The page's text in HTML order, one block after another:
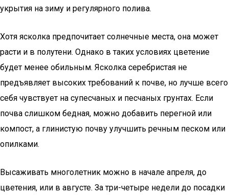
укрытия на зиму и регулярного полива.
Хотя ясколка предпочитает солнечные места, она может
расти и в полутени. Однако в таких условиях цветение
будет менее обильным. Ясколка серебристая не
предъявляет высоких требований к почве, но лучше всего
себя чувствует на супесчаных и песчаных грунтах. Если
почва слишком бедная, можно добавить перегной или
компост, а глинистую почву улучшить речным песком или
опилками.
Высаживать многолетник можно в начале апреля, до
цветения, или в августе. За три-четыре недели до посадки